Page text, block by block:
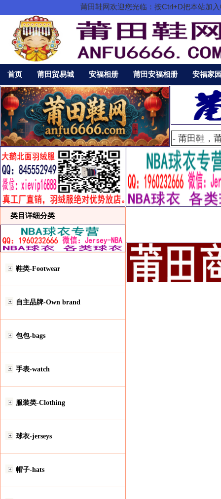
莆田鞋网欢迎您光临：按Ctrl+D把本站加
首页 莆田贸易城 安福相册 莆田安福相册 安福家
类目详细分类
鞋类-Footwear
自主品牌-Own brand
包包-bags
手表-watch
服装类-Clothing
球衣-jerseys
帽子-hats